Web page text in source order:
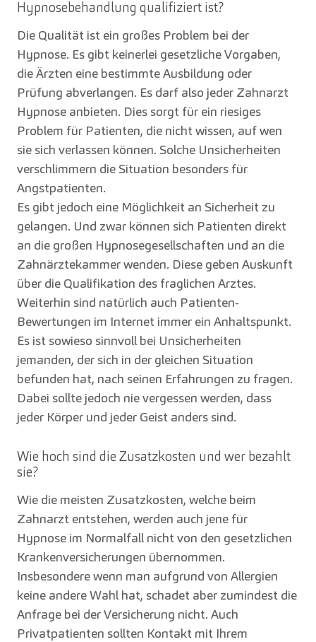
Hypnosebehandlung qualifiziert ist?
Die Qualität ist ein großes Problem bei der
Hypnose. Es gibt keinerlei gesetzliche Vorgaben,
die Ärzten eine bestimmte Ausbildung oder
Prüfung abverlangen. Es darf also jeder Zahnarzt
Hypnose anbieten. Dies sorgt für ein riesiges
Problem für Patienten, die nicht wissen, auf wen
sie sich verlassen können. Solche Unsicherheiten
verschlimmern die Situation besonders für
Angstpatienten.
Es gibt jedoch eine Möglichkeit an Sicherheit zu
gelangen. Und zwar können sich Patienten direkt
an die großen Hypnosegesellschaften und an die
Zahnärztekammer wenden. Diese geben Auskunft
über die Qualifikation des fraglichen Arztes.
Weiterhin sind natürlich auch Patienten-
Bewertungen im Internet immer ein Anhaltspunkt.
Es ist sowieso sinnvoll bei Unsicherheiten
jemanden, der sich in der gleichen Situation
befunden hat, nach seinen Erfahrungen zu fragen.
Dabei sollte jedoch nie vergessen werden, dass
jeder Körper und jeder Geist anders sind.
Wie hoch sind die Zusatzkosten und wer bezahlt
sie?
Wie die meisten Zusatzkosten, welche beim
Zahnarzt entstehen, werden auch jene für
Hypnose im Normalfall nicht von den gesetzlichen
Krankenversicherungen übernommen.
Insbesondere wenn man aufgrund von Allergien
keine andere Wahl hat, schadet aber zumindest die
Anfrage bei der Versicherung nicht. Auch
Privatpatienten sollten Kontakt mit Ihrem